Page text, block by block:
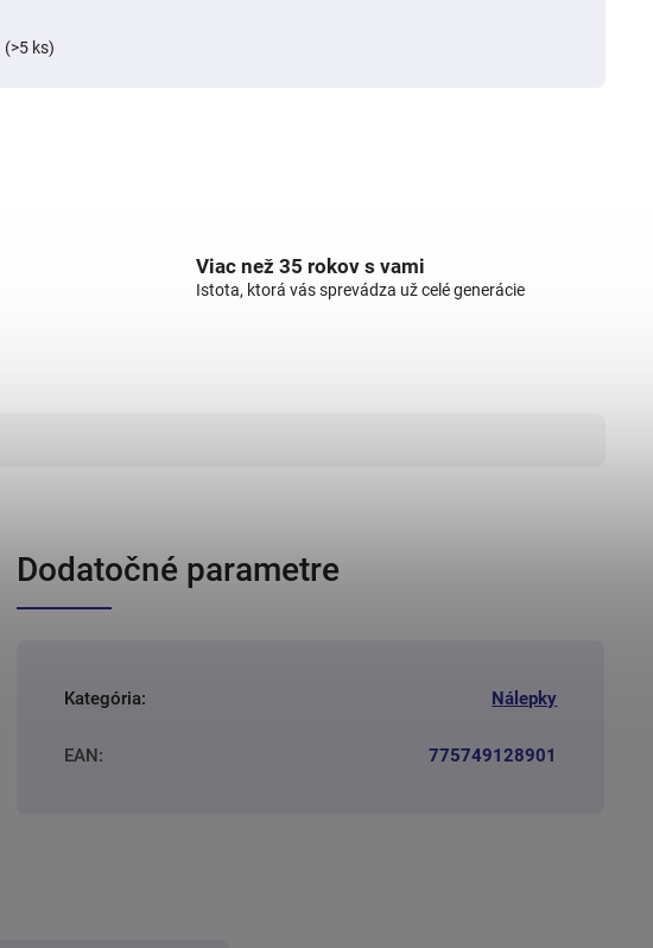
(>5 ks)
Viac než 35 rokov s vami
Istota, ktorá vás sprevádza už celé generácie
Dodatočné parametre
Kategória: Nálepky
EAN: 775749128901